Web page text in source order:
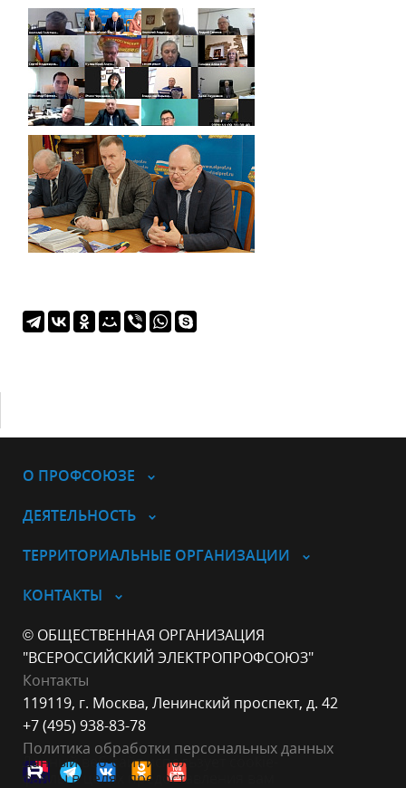
О ПРОФСОЮЗЕ
ДЕЯТЕЛЬНОСТЬ
ТЕРРИТОРИАЛЬНЫЕ ОРГАНИЗАЦИИ
КОНТАКТЫ
© ОБЩЕСТВЕННАЯ ОРГАНИЗАЦИЯ
"ВСЕРОССИЙСКИЙ ЭЛЕКТРОПРОФСОЮЗ"
Контакты
119119, г. Москва, Ленинский проспект, д. 42
+7 (495) 938-83-78
Политика обработки персональных данных
Данный веб-сайт использует cookie-
файлы в целях предоставления вам